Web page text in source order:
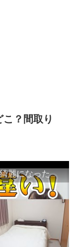
？間取り
【大改造計画】ルームツアー開催！綺麗になったどー！【本編⑧】